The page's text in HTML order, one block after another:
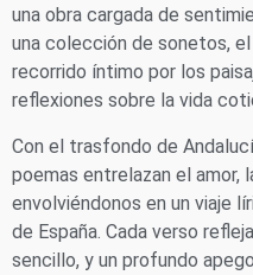
una obra cargada de
una colección de sonetos,
recorrido íntimo por los
reflexiones sobre la vida
Con el trasfondo de
poemas entrelazan el amor,
envolviéndonos en un viaje
de España. Cada verso
sencillo, y un profundo